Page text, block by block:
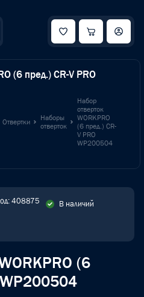
(6 пред.) CR-V PRO
Отвертки
Наборы
отверток
Набор
отверток
WORKPRO
(6 пред.) CR-
V PRO
WP200504
408875 В наличий
(6